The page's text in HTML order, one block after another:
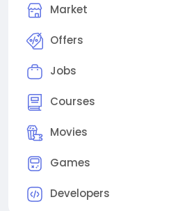
Market
Offers
Jobs
Courses
Movies
Games
Developers